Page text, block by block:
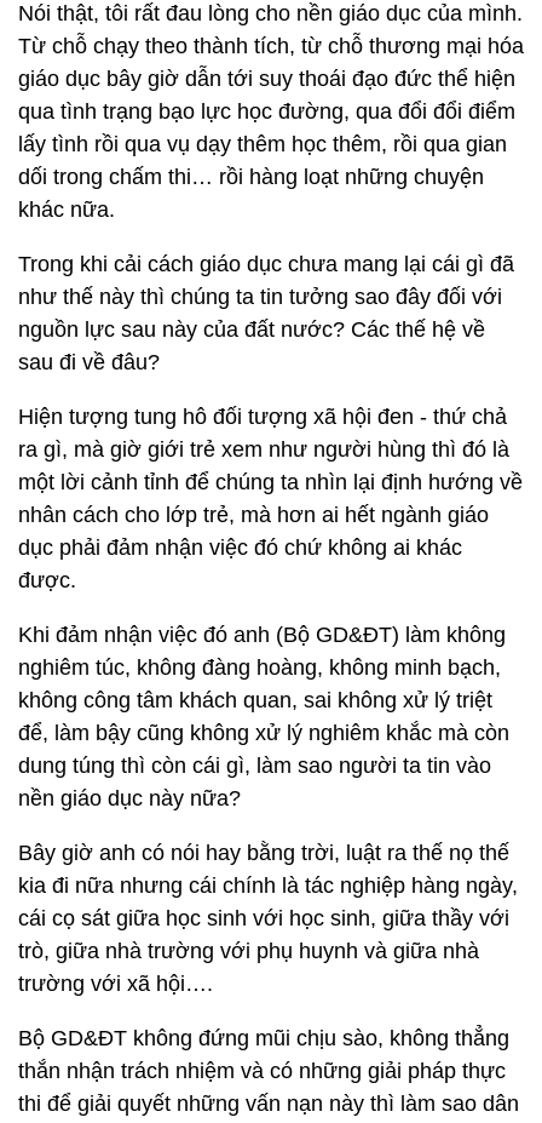
Nói thật, tôi rất đau lòng cho nền giáo dục của mình.
Từ chỗ chạy theo thành tích, từ chỗ thương mại hóa
giáo dục bây giờ dẫn tới suy thoái đạo đức thể hiện
qua tình trạng bạo lực học đường, qua đổi đổi điểm
lấy tình rồi qua vụ dạy thêm học thêm, rồi qua gian
dối trong chấm thi… rồi hàng loạt những chuyện
khác nữa.
Trong khi cải cách giáo dục chưa mang lại cái gì đã
như thế này thì chúng ta tin tưởng sao đây đối với
nguồn lực sau này của đất nước? Các thế hệ về
sau đi về đâu?
Hiện tượng tung hô đối tượng xã hội đen - thứ chả
ra gì, mà giờ giới trẻ xem như người hùng thì đó là
một lời cảnh tỉnh để chúng ta nhìn lại định hướng về
nhân cách cho lớp trẻ, mà hơn ai hết ngành giáo
dục phải đảm nhận việc đó chứ không ai khác
được.
Khi đảm nhận việc đó anh (Bộ GD&ĐT) làm không
nghiêm túc, không đàng hoàng, không minh bạch,
không công tâm khách quan, sai không xử lý triệt
để, làm bậy cũng không xử lý nghiêm khắc mà còn
dung túng thì còn cái gì, làm sao người ta tin vào
nền giáo dục này nữa?
Bây giờ anh có nói hay bằng trời, luật ra thế nọ thế
kia đi nữa nhưng cái chính là tác nghiệp hàng ngày,
cái cọ sát giữa học sinh với học sinh, giữa thầy với
trò, giữa nhà trường với phụ huynh và giữa nhà
trường với xã hội….
Bộ GD&ĐT không đứng mũi chịu sào, không thẳng
thắn nhận trách nhiệm và có những giải pháp thực
thi để giải quyết những vấn nạn này thì làm sao dân